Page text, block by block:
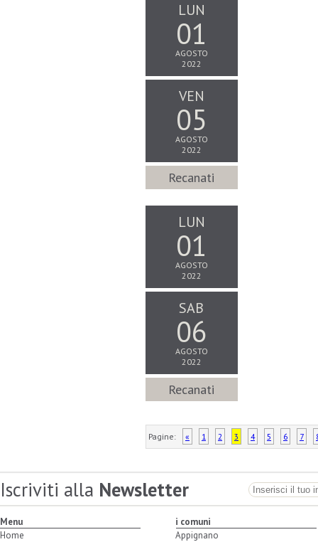
LUN
01
AGOSTO
2022
VEN
05
AGOSTO
2022
Recanati
LUN
01
AGOSTO
2022
SAB
06
AGOSTO
2022
Recanati
Pagine: « 1 2 3 4 5 6 7
Iscriviti alla Newsletter
Menu
Home
i comuni
Appignano